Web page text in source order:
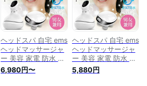
ケア ブラシ 電動 マ
ッサージ機 頭皮洗浄
ems 静音 プレゼント
カルプブラシ ハンド
プロ ems 静音 プレ
ゼント
ヘッドスパ 自宅 ems
ヘッドマッサージャ
ー 美容 家電 防水 ヘ
ッドマッサージ器 頭
皮ケア ヘッドマッサ
6,980円〜
ヘッドスパ 自宅 ems
ヘッドマッサージャ
ー 美容 家電 防水 ヘ
ッドマッサージ器 頭
皮ケア ヘッドマッサ
5,880円